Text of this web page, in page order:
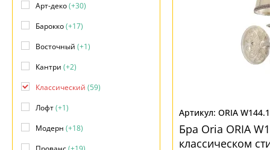
ORIA
Бра Oria ORIA
классическом
Арт-деко(+30)
Барокко(+17)
Восточный (+1)
Кантри (+2)
Классический (59)
Лофт(+1)
Модерн (+18)